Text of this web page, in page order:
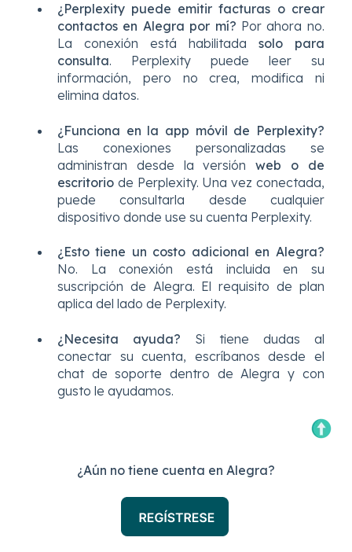
¿Perplexity puede emitir facturas o crear
contactos en Alegra por mí? Por ahora no.
La conexión está habilitada solo para
consulta. Perplexity puede leer su
información, pero no crea, modifica ni
elimina datos.
¿Funciona en la app móvil de Perplexity?
Las conexiones personalizadas se
administran desde la versiónweb o de
escritorio de Perplexity. Una vez conectada,
puede consultarla desde cualquier
dispositivo donde use su cuenta Perplexity.
¿Esto tiene un costo adicional en Alegra?
No. La conexión está incluida en su
suscripción de Alegra. El requisito de plan
aplica del lado de Perplexity.
¿Necesita ayuda? Si tiene dudas al
conectar su cuenta, escríbanos desde el
chat de soporte dentro de Alegra y con
gusto le ayudamos.
¿Aún no tiene cuenta en Alegra?